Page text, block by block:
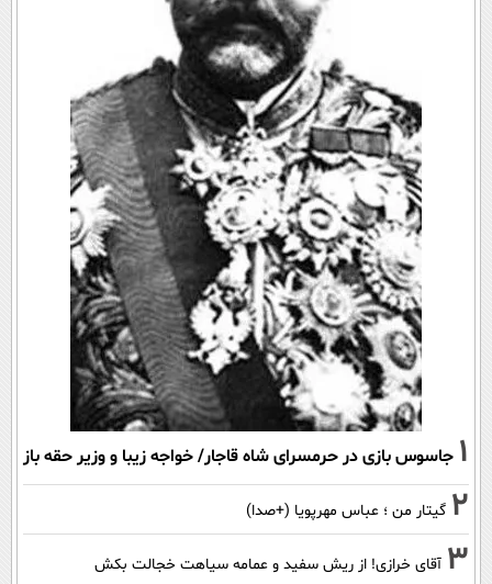
1 جاسوس بازی در حرمسرای شاه قاجار/ خواجه زیبا و وزیر حقه باز
2 گیتار من ؛ عباس مهرپویا (+صدا)
3 آقای خرازی! از ریش سفید و عمامه سیاهت خجالت بکش